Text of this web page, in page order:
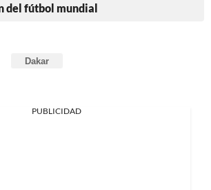
del fútbol mundial
Dakar
PUBLICIDAD